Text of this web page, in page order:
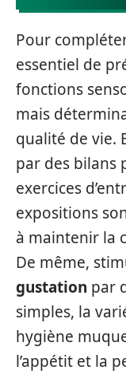
Pour
essentiel de
fonctions
mais
qualité de vie.
par des bilans
exercices
expositions
à maintenir la
De même,
gustation par
simples, la
hygiène
l’appétit et la